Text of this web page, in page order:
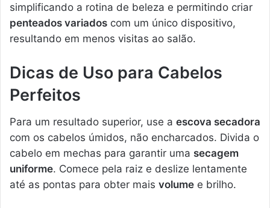
simplificando a rotina de beleza e permitindo criar
penteados variados com um único dispositivo,
resultando em menos visitas ao salão.
Dicas de Uso para Cabelos
Perfeitos
Para um resultado superior, use a escova secadora
com os cabelos úmidos, não encharcados. Divida o
cabelo em mechas para garantir uma secagem
uniforme. Comece pela raiz e deslize lentamente
até as pontas para obter mais volume e brilho.